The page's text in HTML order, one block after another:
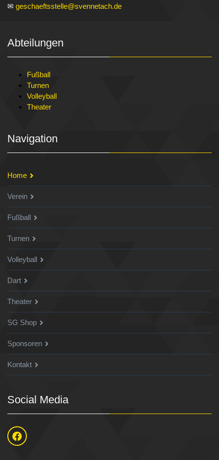
✉ geschaeftsstelle@svennetach.de
Abteilungen
Fußball
Turnen
Volleyball
Theater
Navigation
Home
Verein
Fußball
Turnen
Volleyball
Dart
Theater
SG Shop
Sponsoren
Kontakt
Social Media